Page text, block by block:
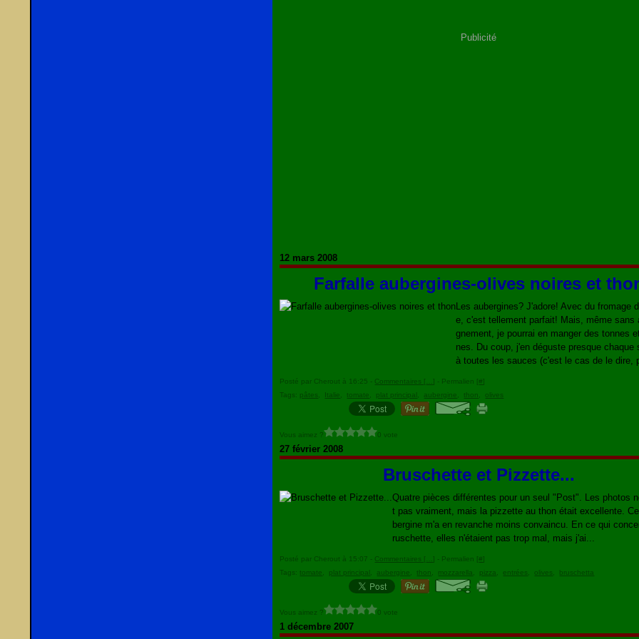
Publicité
12 mars 2008
Farfalle aubergines-olives noires et
Les aubergines? J'adore! Avec du fromage
e, c'est tellement parfait! Mais, même sans
gnement, je pourrai en manger des tonnes
nes. Du coup, j'en déguste presque chaque
à toutes les sauces (c'est le cas de le dire,
Posté par Cherout à 16:25 - Commentaires [ …] - Permalien [#]
Tags: pâtes Italie ,tomate plat principal aubergine ,thon olives
Vous aimez ? 0 vote
27 février 2008
Bruschette et Pizzette...
Quatre pièces différentes pour un seul "Post". Les photos
t pas vraiment, mais la pizzette au thon était excellente.
bergine m'a en revanche moins convaincu. En ce qui
ruschette, elles n'étaient pas trop mal, mais j'ai...
Posté par Cherout à 15:07 - Commentaires [ …] - Permalien [#]
Tags:tomate plat principal aubergine ,thon mozzarella pizza entrées olives bruschetta
Vous aimez ? 0 vote
1 décembre 2007